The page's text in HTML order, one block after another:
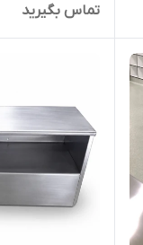
تماس بگیرید